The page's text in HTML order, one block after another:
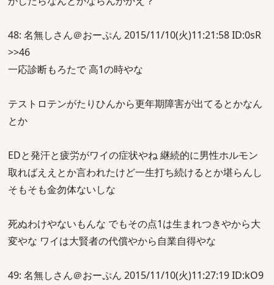
48: 名無しさん＠おーぷん 2015/11/10(火)11:21:58 ID:0sR
>>46
一応診断もろたで 高1の時やな
テストロテンがたりひんから更年期障害が出てるとかなん
とか
EDと発汗と疲労がワイの症状やね 継続的に男性ホルモン
取ればええとか言われたけど一生打ち続けるとか堪らんし
そもそも金勿体ないしな
死ぬわけやないもんな でもその点1は生まれつきやから大
変やな ワイは大賢者の代償やから自業自得やな
49: 名無しさん＠おーぷん 2015/11/10(火)11:27:19 ID:kO9